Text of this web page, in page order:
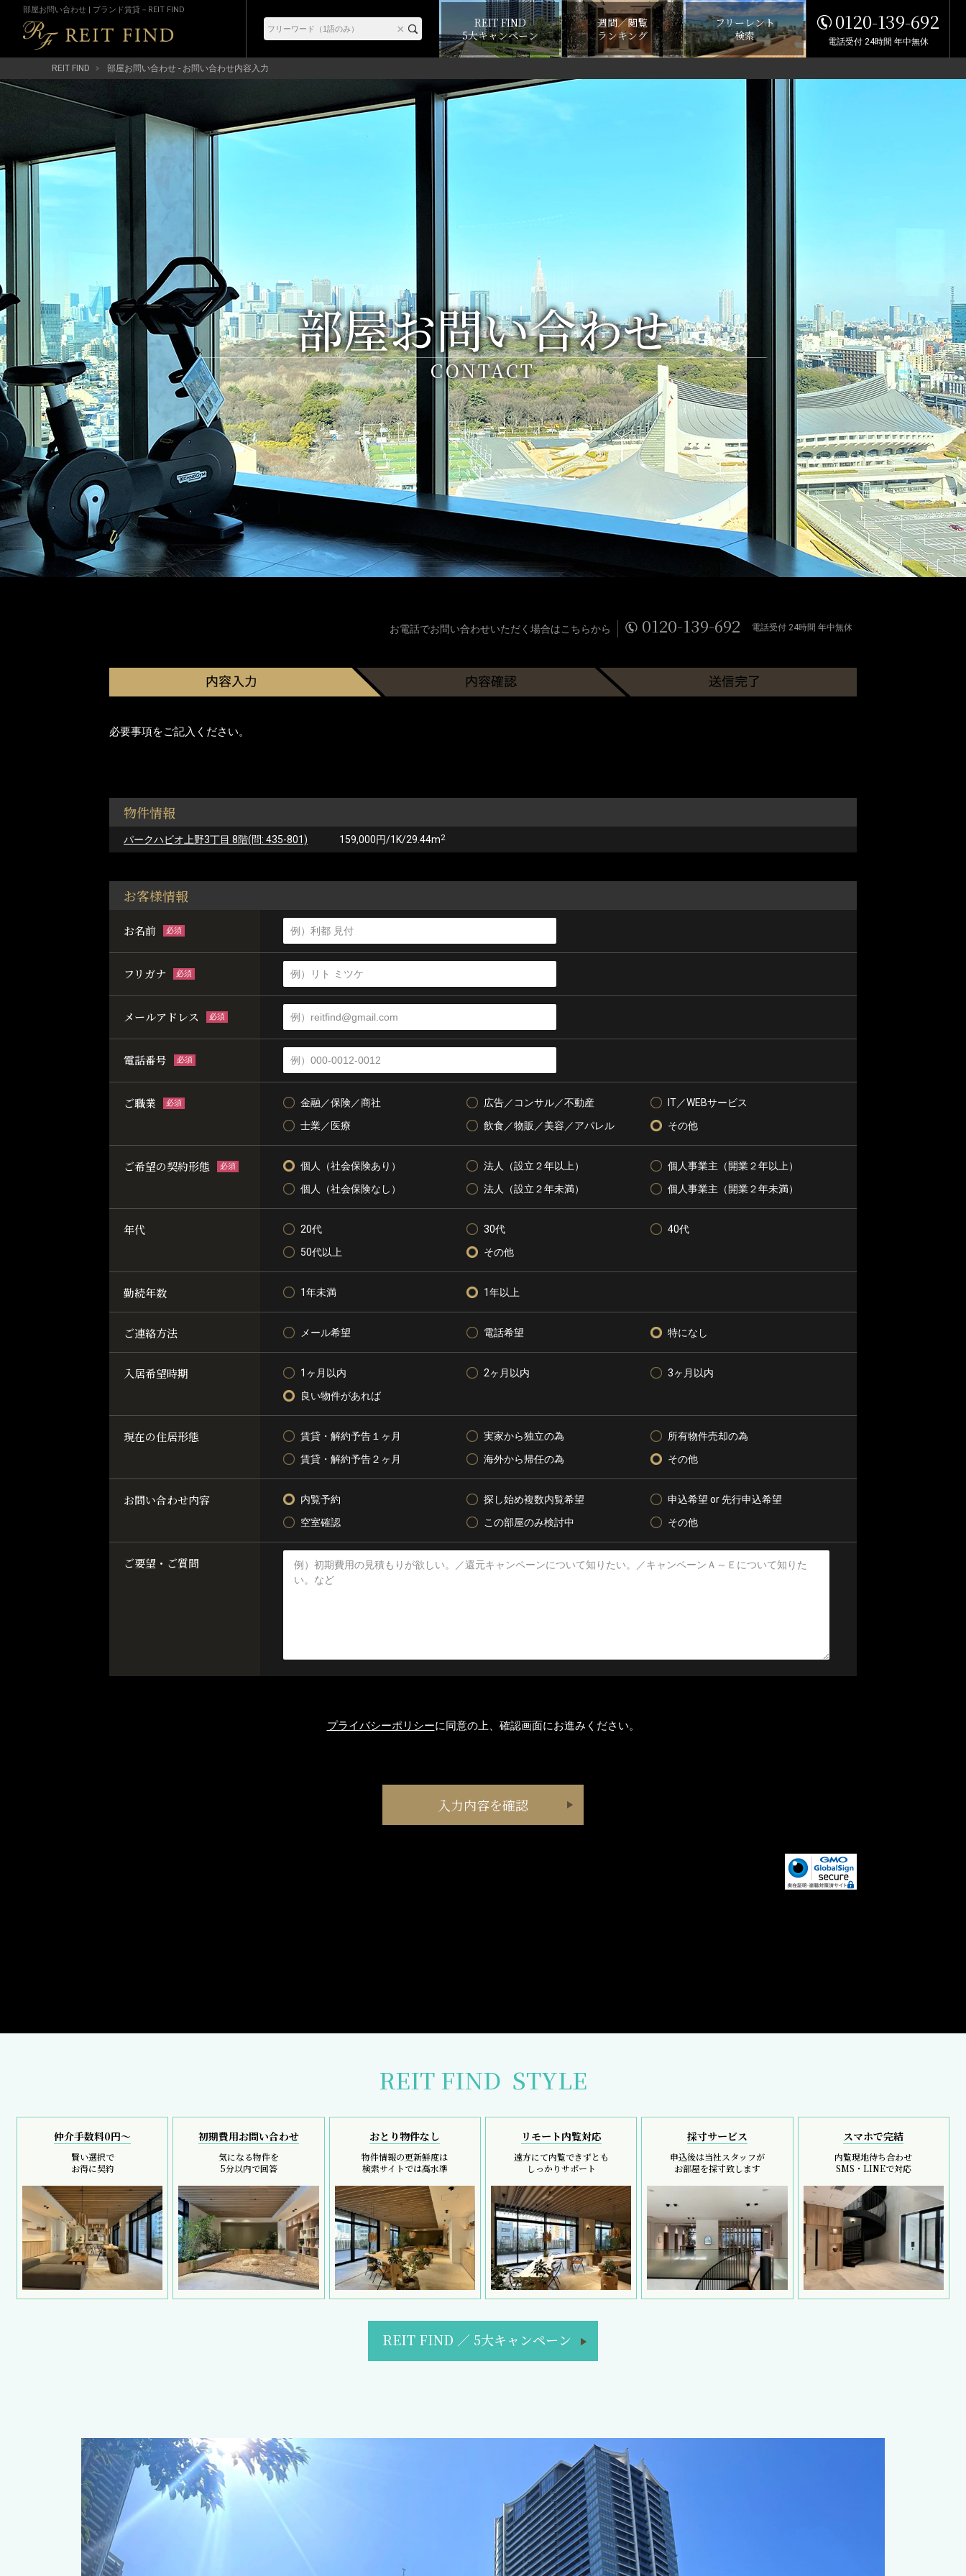
部屋お問い合わせ | ブランド賃貸－REIT FIND
REIT FIND
5大キャンペーン
週間／閲覧
ランキング
フリーレント
検索
0120-139-692
電話受付 24時間 年中無休
REIT FIND 部屋お問い合わせ - お問い合わせ内容入力
部屋お問い合わせ
CONTACT
お電話でお問い合わせいただく場合はこちらから 0120-139-692 電話受付 24時間 年中無休
必要事項をご記入ください。
物件情報
パークハビオ上野3丁目 8階(問: 435-801) 159,000円/1K/29.44m2
お客様情報
お名前 必須
フリガナ 必須
メールアドレス 必須
電話番号 必須
ご職業 必須 金融／保険／商社 広告／コンサル／不動産
IT／WEBサービス
士業／医療
飲食／物販／美容／アパレル その他
ご希望の契約形態 必須 個人（社会保険あり） 法人（設立２年以上）
個人事業主（開業２年以上）
個人（社会保険なし）
法人（設立２年未満） 個人事業主（開業２年未満）
年代 20代 30代
40代
50代以上
その他
勤続年数 1年未満 1年以上
ご連絡方法 メール希望 電話希望 特になし
入居希望時期 1ヶ月以内 2ヶ月以内
3ヶ月以内
良い物件があれば
現在の住居形態 賃貸・解約予告１ヶ月 実家から独立の為
所有物件売却の為
賃貸・解約予告２ヶ月
海外から帰任の為 その他
お問い合わせ内容 内覧予約 探し始め複数内覧希望
申込希望 or 先行申込希望
空室確認
この部屋のみ検討中 その他
ご要望・ご質問
プライバシーポリシーに同意の上、確認画面にお進みください。
REIT FIND STYLE
仲介手数料0円～
賢い選択で
お得に契約
初期費用お問い合わせ
気になる物件を
5分以内で回答
おとり物件なし
物件情報の更新鮮度は
検索サイトでは高水準
リモート内覧対応
遠方にて内覧できずとも
しっかりサポート
採寸サービス
申込後は当社スタッフが
お部屋を採寸致します
スマホで完結
内覧現地待ち合わせ
SMS・LINEで対応
REIT FIND ／ 5大キャンペーン